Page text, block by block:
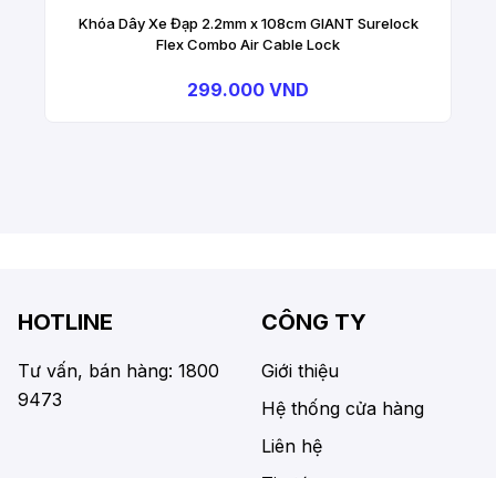
Khóa Dây Xe Đạp 2.2mm x 108cm GIANT Surelock
Flex Combo Air Cable Lock
299.000 VND
HOTLINE
Tư vấn, bán hàng: 1800
9473
CÔNG TY
Giới thiệu
Hệ thống cửa hàng
Liên hệ